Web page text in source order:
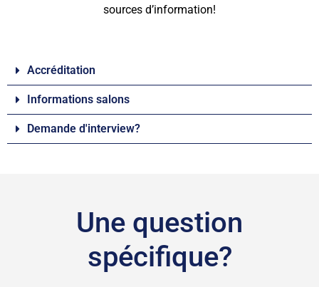
sources d’information!
Accréditation
Informations salons
Demande d'interview?
Une question
spécifique?